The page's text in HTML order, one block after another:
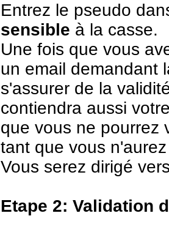
Entrez le pseudo
sensible à la casse.
Une fois que vous
un email demandant
s'assurer de la
contiendra aussi
que vous ne pourrez
tant que vous
Vous serez dirigé
Etape 2: Validation